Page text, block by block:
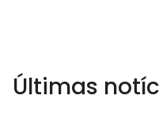
Últimas